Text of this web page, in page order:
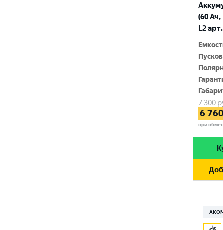
(60 Ач,
L2
7 300
6 760
при